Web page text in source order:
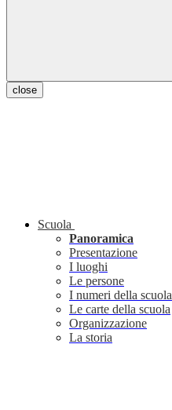
close
Scuola
Panoramica
Presentazione
I luoghi
Le persone
I numeri della scuola
Le carte della scuola
Organizzazione
La storia